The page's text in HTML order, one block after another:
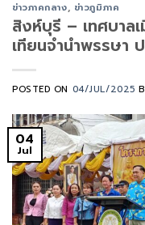
ข่าวภาคกลาง, ข่าวภูมิภาค
สิงห์บุรี – เทศบาล
เทียนจำนำพรรษา
POSTED ON 04/JUL/2025
04
Jul